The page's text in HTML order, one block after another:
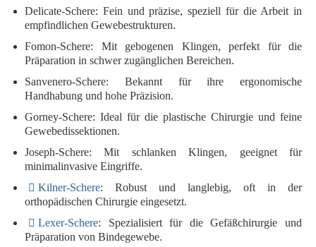
Delicate-Schere: Fein und präzise, speziell für die Arbeit in
empfindlichen Gewebestrukturen.
Fomon-Schere: Mit gebogenen Klingen, perfekt für die
Präparation in schwer zugänglichen Bereichen.
Sanvenero-Schere: Bekannt für ihre ergonomische
Handhabung und hohe Präzision.
Gorney-Schere: Ideal für die plastische Chirurgie und feine
Gewebedissektionen.
Joseph-Schere: Mit schlanken Klingen, geeignet für
minimalinvasive Eingriffe.
Kilner-Schere: Robust und langlebig, oft in der
orthopädischen Chirurgie eingesetzt.
Lexer-Schere: Spezialisiert für dieGefäßchirurgie und
Präparation von Bindegewebe.